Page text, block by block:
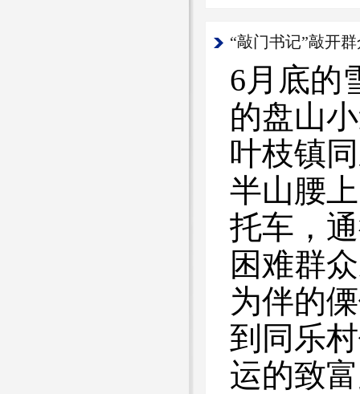
“敲门书记”敲开
6月底的
的盘山
叶枝镇
半山腰
托车，
困难群
为伴的
到同乐
运的致